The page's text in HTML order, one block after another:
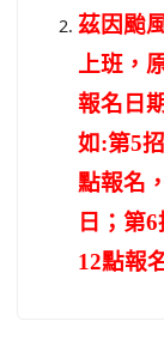
茲因颱
上班，
報名日
如:第5
點報名
日；第
12點報